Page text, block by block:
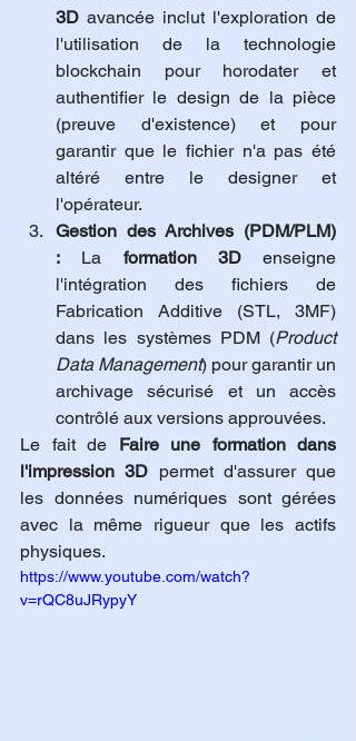
3D avancée inclut l'exploration de
l'utilisation de la technologie
blockchain pour horodater et
authentifier le design de la pièce
(preuve d'existence) et pour
garantir que le fichier n'a pas été
altéré entre le designer et
l'opérateur.
Gestion des Archives (PDM/PLM)
: La formation 3D enseigne
l'intégration des fichiers de
Fabrication Additive (STL, 3MF)
dans les systèmes PDM (Product
Data Management) pour garantir un
archivage sécurisé et un accès
contrôlé aux versions approuvées.
Le fait de Faire une formation dans
l'impression 3D permet d'assurer que
les données numériques sont gérées
avec la même rigueur que les actifs
physiques.
https://www.youtube.com/watch?
v=rQC8uJRypyY